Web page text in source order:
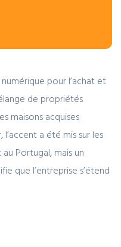
pour l’achat et
de propriétés
maisons acquises
a été mis sur les
Portugal, mais un
que l’entreprise s’étend